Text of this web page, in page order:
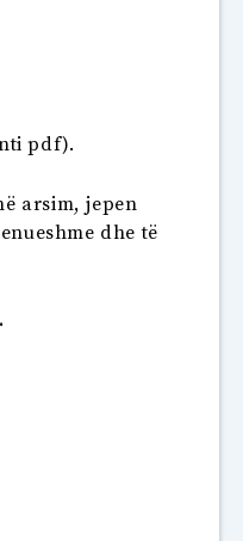
pdf).
arsim, jepen
dhe të
.